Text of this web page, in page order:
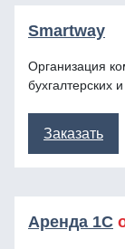
Smartway
Организация
бухгалтерских
Заказать
Аренда 1С